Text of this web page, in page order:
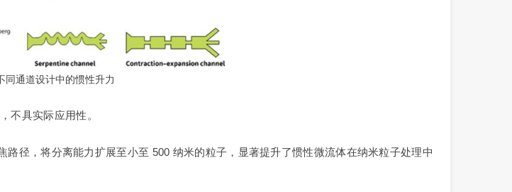
同通道设计中的惯性升力
不具实际应用性。
径，将分离能力扩展至小至 500 纳米的粒子，显著提升了惯性微流体在纳米粒子处理中